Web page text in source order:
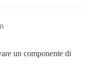
un componente di